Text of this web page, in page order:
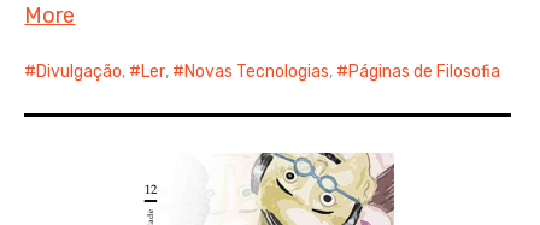
More
Divulgação, Ler, Novas Tecnologias, Páginas de Filosofia